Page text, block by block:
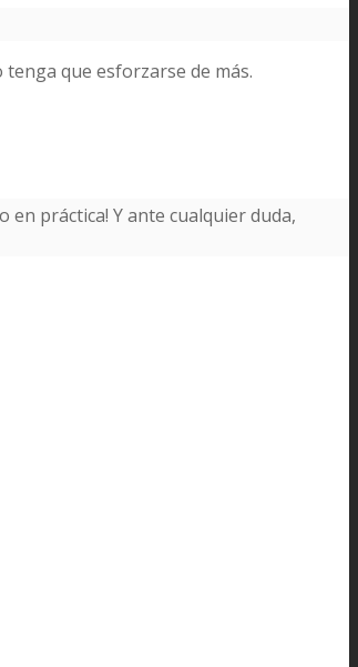
que esforzarse de más.
en práctica! Y ante cualquier duda,